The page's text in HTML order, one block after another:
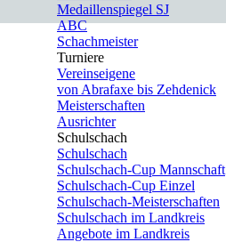
Medaillenspiegel SJ
ABC
Schachmeister
Turniere
Vereinseigene
von Abrafaxe bis Zehdenick
Meisterschaften
Ausrichter
Schulschach
Schulschach
Schulschach-Cup Mannschaft
Schulschach-Cup Einzel
Schulschach-Meisterschaften
Schulschach im Landkreis
Angebote im Landkreis